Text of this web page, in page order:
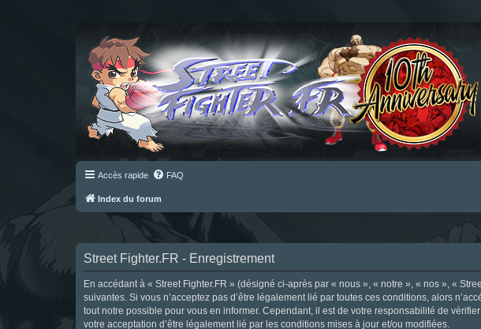
Accès rapide FAQ
Index du forum
Street Fighter.FR - Enregistrement
En accédant à « Street Fighter.FR » (désigné ci-après par « nous », « notre », « nos », «
suivantes. Si vous n’acceptez pas d’être légalement lié par toutes ces conditions, alors
tout notre possible pour vous en informer. Cependant, il est de votre responsabilité de
votre acceptation d’être légalement lié par les conditions mises à jour et/ou modifiées.